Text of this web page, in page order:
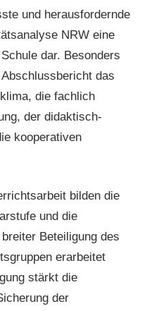
und herausfordernde
NRW eine
dar. Besonders
das
die fachlich
der didaktisch-
kooperativen
bilden die
und die
Beteiligung des
erarbeitet
stärkt die
der